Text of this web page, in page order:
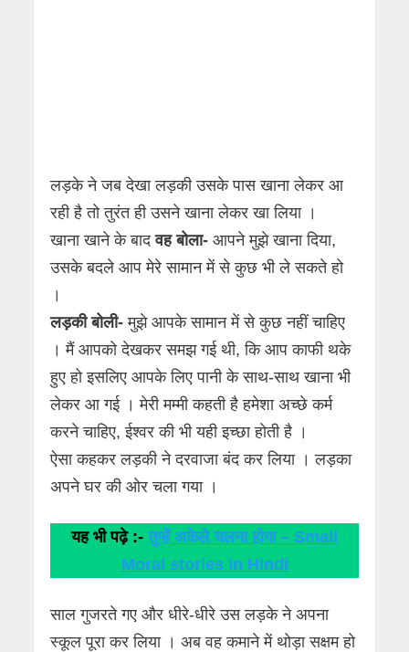
लड़के ने जब देखा लड़की उसके पास खाना लेकर आ
रही है तो तुरंत ही उसने खाना लेकर खा लिया ।
खाना खाने के बादवह बोला- आपने मुझे खाना दिया,
उसके बदले आप मेरे सामान में से कुछ भी ले सकते हो
।
लड़की बोली- मुझे आपके सामान में से कुछ नहीं चाहिए
। मैं आपको देखकर समझ गई थी, कि आप काफी थके
हुए हो इसलिए आपके लिए पानी के साथ-साथ खाना भी
लेकर आ गई । मेरी मम्मी कहती है हमेशा अच्छे कर्म
करने चाहिए, ईश्वर की भी यही इच्छा होती है ।
ऐसा कहकर लड़की ने दरवाजा बंद कर लिया । लड़का
अपने घर की ओर चला गया ।
यह भी पढ़े :- तुम्हें अकेले चलना होगा – Small
Moral stories in Hindi
साल गुजरते गए और धीरे-धीरे उस लड़के ने अपना
स्कूल पूरा कर लिया । अब वह कमाने में थोड़ा सक्षम हो